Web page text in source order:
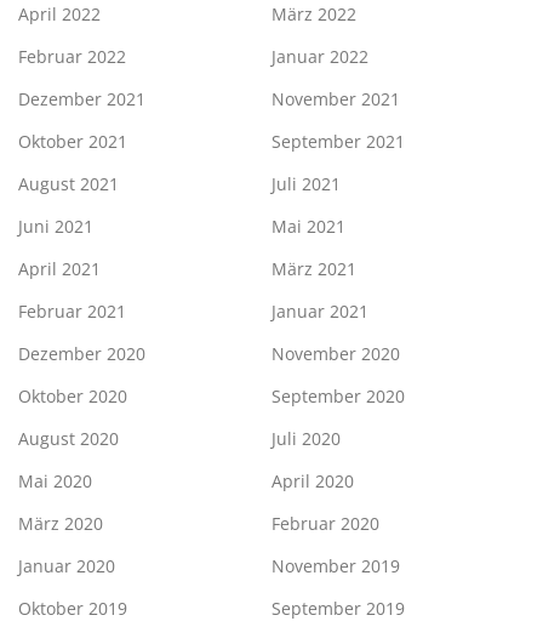
April 2022
März 2022
Februar 2022
Januar 2022
Dezember 2021
November 2021
Oktober 2021
September 2021
August 2021
Juli 2021
Juni 2021
Mai 2021
April 2021
März 2021
Februar 2021
Januar 2021
Dezember 2020
November 2020
Oktober 2020
September 2020
August 2020
Juli 2020
Mai 2020
April 2020
März 2020
Februar 2020
Januar 2020
November 2019
Oktober 2019
September 2019